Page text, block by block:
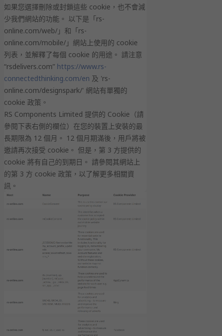
如果您選擇刪除或封鎖這些 cookie，也不會減
少我們網站的功能。 以下是「rs-
online.com/web/」和「rs-
online.com/mobile/」網站上使用的 cookie
列表，並解釋了每個 cookie 的用途。 請注意
“rsdelivers.com” https://www.rs-
connectedthinking.com/en 及 'rs-
online.com/designspark/' 網站有單獨的
cookie 政策。
RS Components Limited 提供的 Cookie（請
參閱下表右側的欄位）在您的裝置上安裝的最
長期限為 12 個月。 12 個月期滿後，用戶將被
邀請再次接受 cookie。 但是，第 3 方提供的
cookie 將有自己的到期日。 請參閱其網站上
的第 3 方 cookie 政策，以了解更多相關資
訊。